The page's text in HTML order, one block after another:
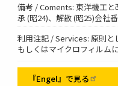
備考 / Coments: 東洋機工
承 (昭24)、解散 (昭25)会社
利用注記 / Services: 原則と
もしくはマイクロフィルム
『Engel』で見る